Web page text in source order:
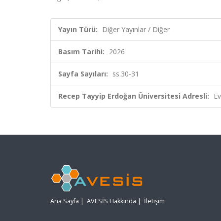
Yayın Türü: Diğer Yayınlar / Diğer
Basım Tarihi: 2026
Sayfa Sayıları: ss.30-31
Recep Tayyip Erdoğan Üniversitesi Adresli:
Ana Sayfa | AVESİS Hakkında | İletişim